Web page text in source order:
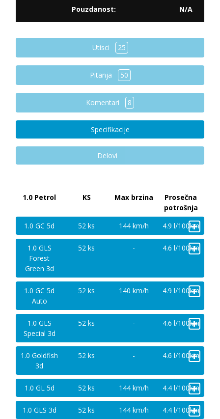
Pouzdanost:
N/A
Utisci 25
Pitanja 50
Komentari 8
Specifikacije
Delovi
1.0 Petrol KS Max brzina
Prosečna
potrošnja
1.0 GC 5d
52 ks 144 km/h 4.9 l/100km
+
1.0 GLS
Forest
Green 3d
52 ks - 4.6 l/100km
+
1.0 GC 5d
Auto
52 ks 140 km/h 4.9 l/100km
+
1.0 GLS
Special 3d
52 ks - 4.6 l/100km
+
1.0 Goldfish
3d
52 ks - 4.6 l/100km
+
1.0 GL 5d 52 ks 144 km/h 4.4 l/100km
+
1.0 GLS 3d 52 ks 144 km/h 4.4 l/100km
+